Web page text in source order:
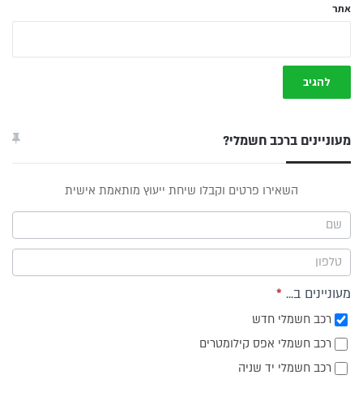
אתר
מעוניינים ברכב חשמלי?
תפריט
צד
השאירו פרטים וקבלו שיחת ייעוץ מותאמת אישית
מעוניינים ב... *
רכב חשמלי חדש
רכב חשמלי אפס קילומטרים
רכב חשמלי יד שניה